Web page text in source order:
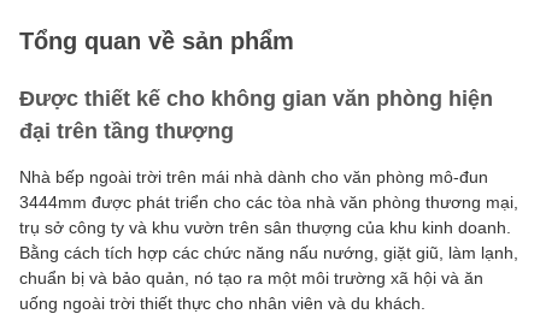
Tổng quan về sản phẩm
Được thiết kế cho không gian văn phòng hiện
đại trên tầng thượng
Nhà bếp ngoài trời trên mái nhà dành cho văn phòng mô-đun
3444mm được phát triển cho các tòa nhà văn phòng thương mại,
trụ sở công ty và khu vườn trên sân thượng của khu kinh doanh.
Bằng cách tích hợp các chức năng nấu nướng, giặt giũ, làm lạnh,
chuẩn bị và bảo quản, nó tạo ra một môi trường xã hội và ăn
uống ngoài trời thiết thực cho nhân viên và du khách.